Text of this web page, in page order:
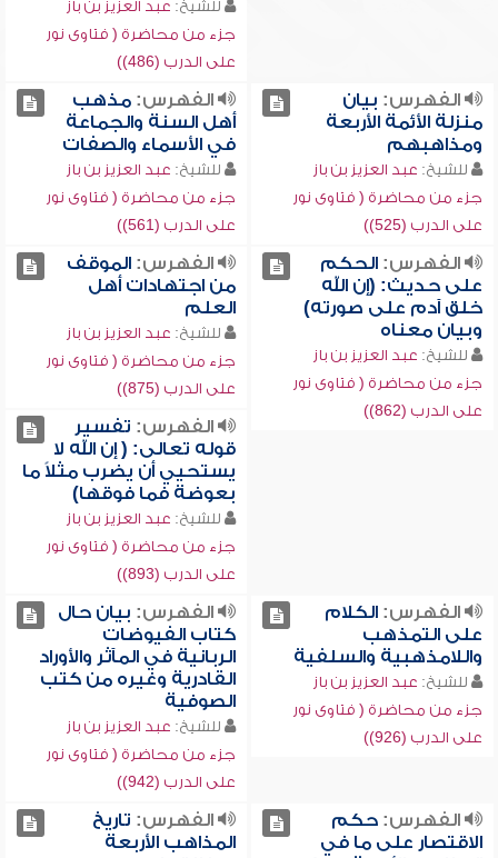
للشيخ: عبد العزيز بن باز
جزء من محاضرة ( فتاوى نور
على الدرب (486))
الفهرس: بيان
منزلة الأئمة الأربعة
ومذاهبهم
للشيخ: عبد العزيز بن باز
جزء من محاضرة ( فتاوى نور
على الدرب (525))
الفهرس:مذهب
أهل السنة والجماعة
في الأسماء والصفات
للشيخ: عبد العزيز بن باز
جزء من محاضرة ( فتاوى نور
على الدرب (561))
الفهرس:الحكم
على حديث: (إن الله
خلق آدم على صورته)
وبيان معناه
للشيخ: عبد العزيز بن باز
جزء من محاضرة ( فتاوى نور
على الدرب (862))
الفهرس:الموقف
من اجتهادات أهل
العلم
للشيخ: عبد العزيز بن باز
جزء من محاضرة ( فتاوى نور
على الدرب (875))
الفهرس: تفسير
قوله تعالى: ( إن الله لا
يستحيي أن يضرب مثلاً ما
بعوضة فما فوقها)
للشيخ: عبد العزيز بن باز
جزء من محاضرة ( فتاوى نور
على الدرب (893))
الفهرس:الكلام
على التمذهب
واللامذهبية والسلفية
للشيخ: عبد العزيز بن باز
جزء من محاضرة ( فتاوى نور
على الدرب (926))
الفهرس: بيان حال
كتاب الفيوضات
الربانية في المآثر والأوراد
القادرية وغيره من كتب
الصوفية
للشيخ: عبد العزيز بن باز
جزء من محاضرة ( فتاوى نور
على الدرب (942))
الفهرس:حكم
الاقتصار على ما في
الفهرس: تاريخ
المذاهب الأربعة